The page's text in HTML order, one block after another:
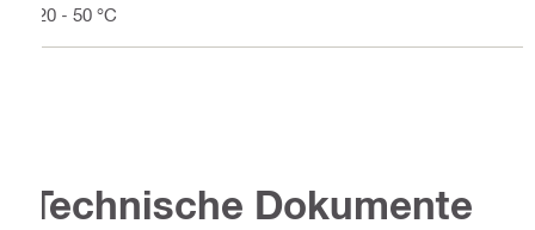
-20 - 50 °C
Technische Dokumente